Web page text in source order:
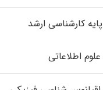
کارشناسی ارشد
اطلاعاتی